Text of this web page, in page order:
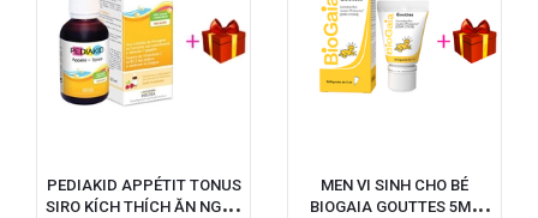
PEDIAKID APPÉTIT TONUS
SIRO KÍCH THÍCH ĂN NGON
MEN VI SINH CHO BÉ
BIOGAIA GOUTTES 5ML